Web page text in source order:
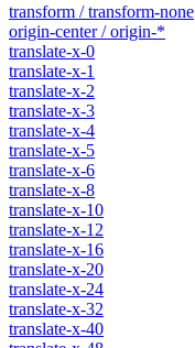
transform / transform-none
origin-center / origin-*
translate-x-0
translate-x-1
translate-x-2
translate-x-3
translate-x-4
translate-x-5
translate-x-6
translate-x-8
translate-x-10
translate-x-12
translate-x-16
translate-x-20
translate-x-24
translate-x-32
translate-x-40